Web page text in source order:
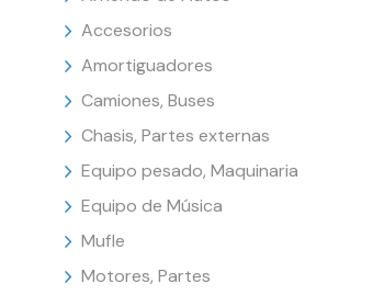
Accesorios
Amortiguadores
Camiones, Buses
Chasis, Partes externas
Equipo pesado, Maquinaria
Equipo de Música
Mufle
Motores, Partes